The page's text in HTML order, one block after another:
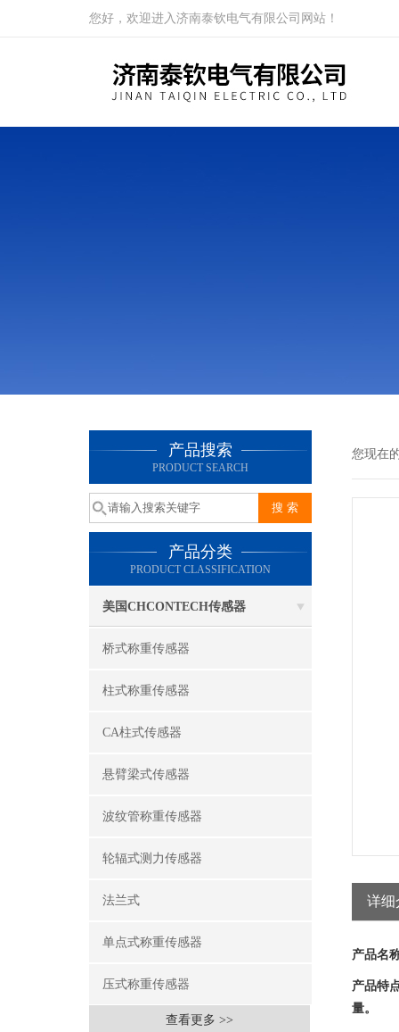
您好，欢迎进入济南泰钦电气有限公司网站！
产品搜索
PRODUCT SEARCH
产品分类
PRODUCT CLASSIFICATION
美国CHCONTECH传感器
桥式称重传感器
柱式称重传感器
CA柱式传感器
悬臂梁式传感器
波纹管称重传感器
轮辐式测力传感器
法兰式
单点式称重传感器
压式称重传感器
查看更多 >>
您现在
详细
产品名
产品特
量。